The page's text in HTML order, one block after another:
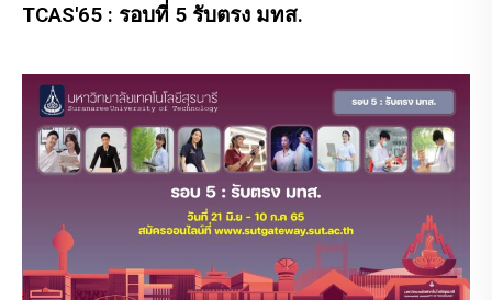
TCAS'65 : รอบที่ 5 รับตรง มทส.